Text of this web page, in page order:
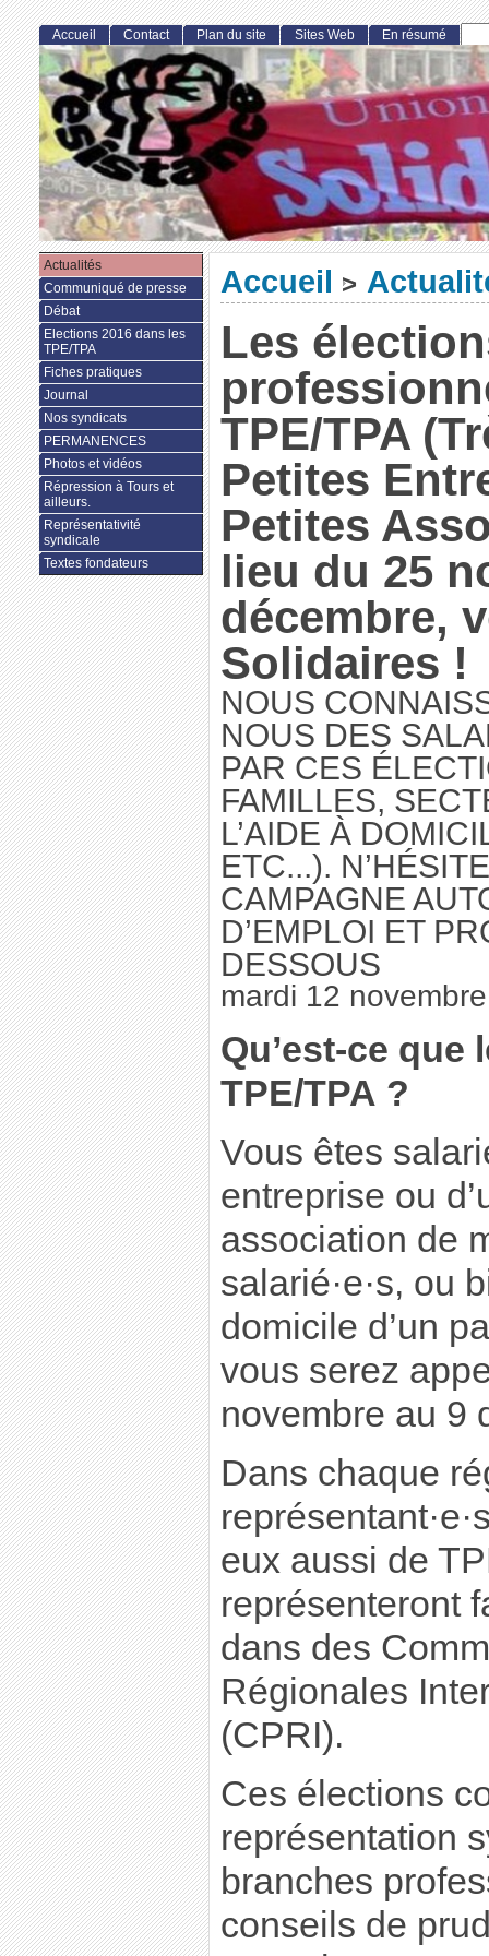
Accueil >
Les
TPE/TPA
Petites
Petites
lieu du 25
décembre,
Solidaires !
NOUS
NOUS DES
PAR CES
FAMILLES,
L’AIDE À
ETC...).
CAMPAGNE
D’EMPLOI ET
DESSOUS
mardi 12
Qu’est-ce que
TPE/TPA ?
Vous êtes
entreprise ou
association de
salarié·e·s, ou
domicile d’un
vous serez
novembre au 9
Dans chaque
eux aussi de
représenteront
dans des
Régionales
(CPRI).
Ces élections
représentation
branches
conseils de
Accueil Contact Plan du site Sites Web En résumé
Actualités
Communiqué de presse
Débat
Elections 2016 dans les
TPE/TPA
Fiches pratiques
Journal
Nos syndicats
PERMANENCES
Photos et vidéos
Répression à Tours et
ailleurs.
Représentativité
syndicale
Textes fondateurs